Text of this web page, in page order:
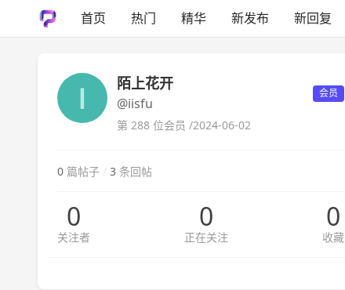
首页 热门 精华 新发布 新回复
陌上花开
@iisfu
会员
第 288 位会员 /2024-06-02
0 篇帖子 / 3 条回帖
0
关注者
0
正在关注
0
收藏